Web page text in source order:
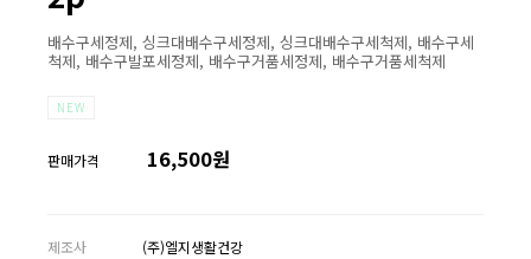
배수구세정제, 싱크대배수구세정제, 싱크대배수구세척제, 배수구세
척제, 배수구발포세정제, 배수구거품세정제, 배수구거품세척제
NEW
판매가격 16,500원
제조사
(주)엘지생활건강